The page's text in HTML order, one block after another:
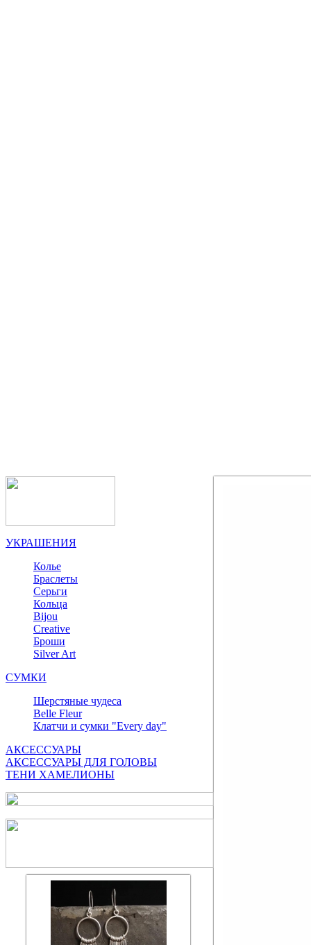
УКРАШЕНИЯ
Колье
Браслеты
Серьги
Кольца
Bijou
Сreative
Броши
Silver Art
СУМКИ
Шерстяные чудеса
Belle Fleur
Клатчи и сумки "Every day"
АКСЕССУАРЫ
АКСЕССУАРЫ ДЛЯ ГОЛОВЫ
ТЕНИ ХАМЕЛИОНЫ